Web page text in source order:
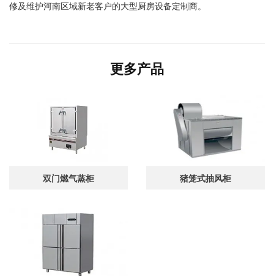
修及维护河南区域新老客户的大型厨房设备定制商。
更多产品
双门燃气蒸柜 猪笼式抽风柜